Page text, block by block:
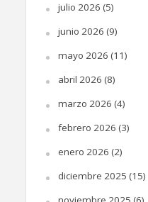
julio 2026 (5)
junio 2026 (9)
mayo 2026 (11)
abril 2026 (8)
marzo 2026 (4)
febrero 2026 (3)
enero 2026 (2)
diciembre 2025 (15)